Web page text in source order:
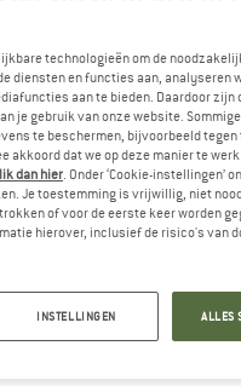
technologieën om de
diensten en functies aan, analyseren
aan te bieden. Daardoor zijn
je gebruik van onze website.
te beschermen, bijvoorbeeld
akkoord dat we op deze manier te
dan hier. Onder ‘Cookie-instellingen’
Je toestemming is vrijwillig, niet
of voor de eerste keer worden
hierover, inclusief de risico's van
INSTELLINGEN ALLES